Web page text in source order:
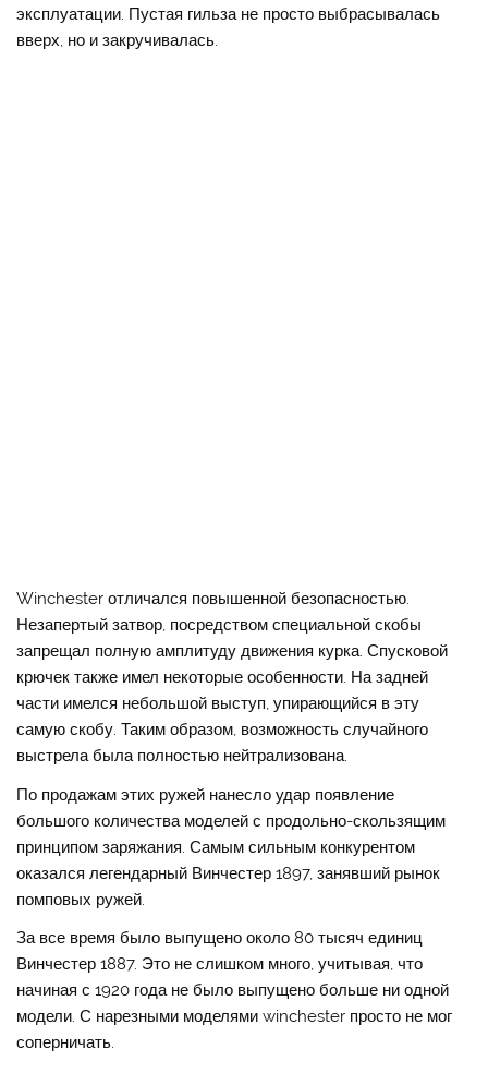
эксплуатации. Пустая гильза не просто выбрасывалась
вверх, но и закручивалась.
Winchester отличался повышенной безопасностью.
Незапертый затвор, посредством специальной скобы
запрещал полную амплитуду движения курка. Спусковой
крючек также имел некоторые особенности. На задней
части имелся небольшой выступ, упирающийся в эту
самую скобу. Таким образом, возможность случайного
выстрела была полностью нейтрализована.
По продажам этих ружей нанесло удар появление
большого количества моделей с продольно-скользящим
принципом заряжания. Самым сильным конкурентом
оказался легендарный Винчестер 1897, занявший рынок
помповых ружей.
За все время было выпущено около 80 тысяч единиц
Винчестер 1887. Это не слишком много, учитывая, что
начиная с 1920 года не было выпущено больше ни одной
модели. С нарезными моделями winchester просто не мог
соперничать.